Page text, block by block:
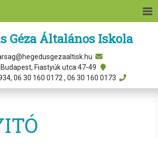
Géza Általános Iskola
Fiastyúk utca 47-49
06 30 160 0172 , 06 30 160 0173